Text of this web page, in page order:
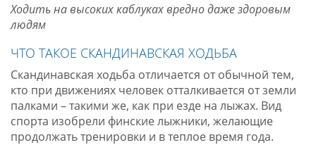
Ходить на высоких каблуках вредно даже здоровым
людям
ЧТО ТАКОЕ СКАНДИНАВСКАЯ ХОДЬБА
Скандинавская ходьба отличается от обычной тем,
кто при движениях человек отталкивается от земли
палками – такими же, как при езде на лыжах. Вид
спорта изобрели финские лыжники, желающие
продолжать тренировки и в теплое время года.